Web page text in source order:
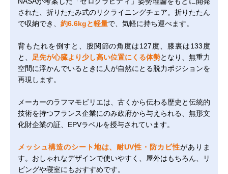
された、折りたたみ式のリクライニングチェア。折りたたん
で収納でき、 約6.6kgと軽量で、気軽に持ち運べます。
背もたれを倒すと、股関節の角度は127度、膝裏は133度
と、
足先が心臓より少し高い位置にくる体勢となり、無重力
空間に浮かんでいるときに人が自然にとる脱力ポジションを
再現します。
メーカーのラフマモビリエは、古くから伝わる歴史と伝統的
技術を持つフランス企業にのみ政府から与えられる、無形文
化財企業の証、EPVラベルを授与されています。
メッシュ構造のシート地は、耐UV性・防カビ性がありま
す。おしゃれなデザインで使いやすく、屋外はもちろん、リ
ビングや寝室にもおすすめです。